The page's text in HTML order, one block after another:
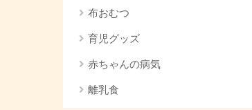
布おむつ
育児グッズ
赤ちゃんの病気
離乳食